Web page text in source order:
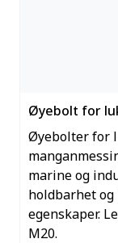
Øyebolt for
Øyebolter for
marine og
holdbarhet
egenskaper.
M20.